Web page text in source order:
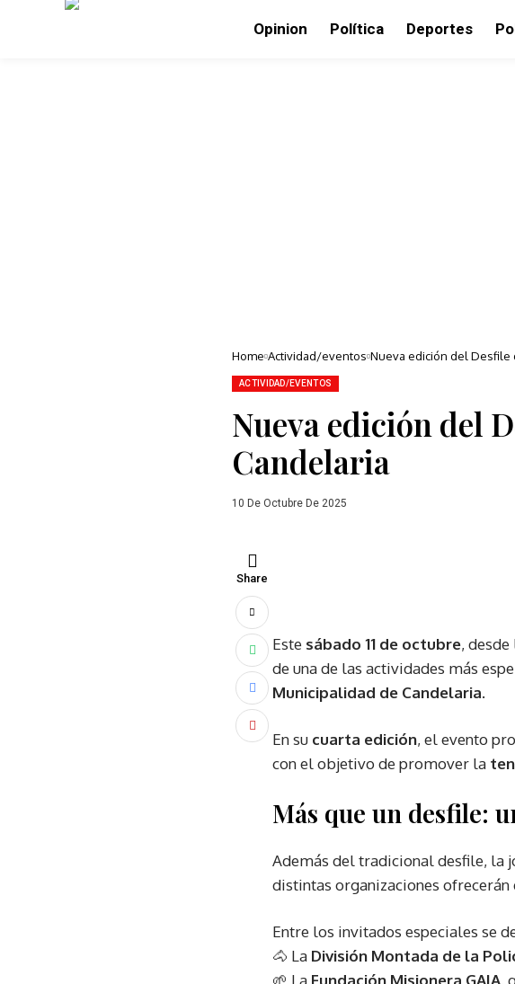
Opinion Política Deportes
Home Actividad/eventos Nueva edición del Desfile
ACTIVIDAD/EVENTOS
Nueva edición del
Candelaria
10 De Octubre De 2025
Share
Este sábado 11 de octubre, desde
de una de las actividades más
Municipalidad de Candelaria.
En su cuarta edición, el evento
con el objetivo de promover la
Más que un desfile:
Además del tradicional desfile, la
distintas organizaciones ofrecerán
Entre los invitados especiales se
🐴 La División Montada de la
🌱 La Fundación Misionera GAIA,